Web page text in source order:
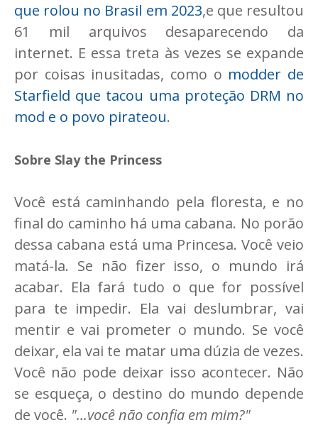
que rolou no Brasil em 2023,e que resultou
61 mil arquivos desaparecendo da
internet. E essa treta às vezes se expande
por coisas inusitadas, como o modder de
Starfield que tacou uma proteção DRM no
mod e o povo pirateou.
Sobre Slay the Princess
Você está caminhando pela floresta, e no
final do caminho há uma cabana. No porão
dessa cabana está uma Princesa. Você veio
matá-la. Se não fizer isso, o mundo irá
acabar. Ela fará tudo o que for possível
para te impedir. Ela vai deslumbrar, vai
mentir e vai prometer o mundo. Se você
deixar, ela vai te matar uma dúzia de vezes.
Você não pode deixar isso acontecer. Não
se esqueça, o destino do mundo depende
de você. "...você não confia em mim?"